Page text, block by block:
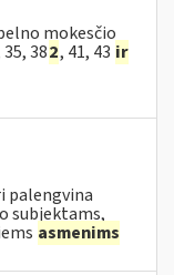
mokesčio
382, 41, 43 ir
palengvina
subjektams,
asmenims